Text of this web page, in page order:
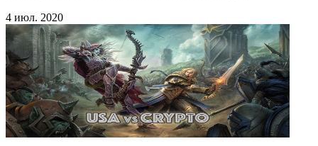
4 июл. 2020